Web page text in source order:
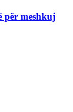
për meshkuj